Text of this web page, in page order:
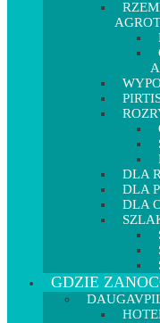
DLA
DLA
DLA
GDZIE